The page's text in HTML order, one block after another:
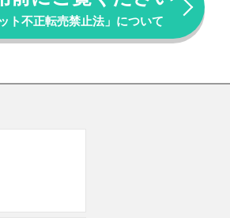
ト不正転売禁止法」について